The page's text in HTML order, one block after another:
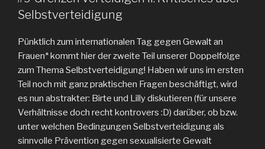
Selbstverteidigung
Pünktlich zum internationalen Tag gegen Gewalt an
Frauen* kommt hier der zweite Teil unserer Doppelfolge
zum Thema Selbstverteidigung! Haben wir uns im ersten
Teil noch mit ganz praktischen Fragen beschäftigt, wird
es nun abstrakter: Birte und Lilly diskutieren (für unsere
Verhältnisse doch recht kontrovers :D) darüber, ob bzw.
unter welchen Bedingungen Selbstverteidigung als
sinnvolle Prävention gegen sexualisierte Gewalt